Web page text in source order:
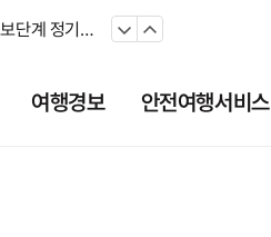
[캄보디아] 외교부 2026년 상반기 여행경보단계 정기조정
[호주] [안전공지] 8월 호주 경찰 음주·약물운전 및 교통법규 집중 단속 안내
여행경보 안전여행서비스